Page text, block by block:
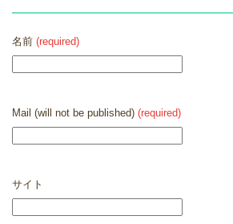
名前 (required)
Mail (will not be published) (required)
サイト